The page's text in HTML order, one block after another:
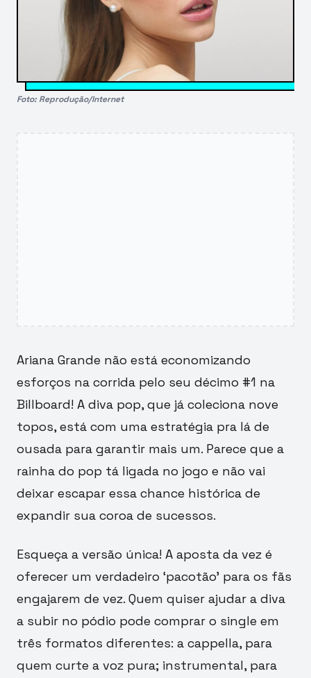
Foto: Reprodução/Internet
Ariana Grande não está economizando
esforços na corrida pelo seu décimo #1 na
Billboard! A diva pop, que já coleciona nove
topos, está com uma estratégia pra lá de
ousada para garantir mais um. Parece que a
rainha do pop tá ligada no jogo e não vai
deixar escapar essa chance histórica de
expandir sua coroa de sucessos.
Esqueça a versão única! A aposta da vez é
oferecer um verdadeiro ‘pacotão’ para os fãs
engajarem de vez. Quem quiser ajudar a diva
a subir no pódio pode comprar o single em
três formatos diferentes: a cappella, para
quem curte a voz pura; instrumental, para